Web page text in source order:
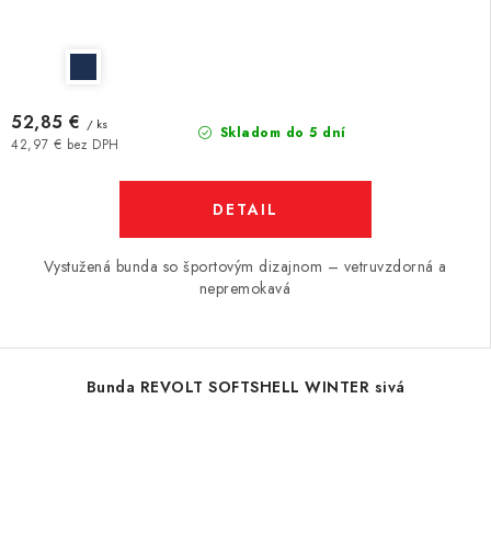
Skladom do 5 dní
42,97 € bez DPH
52,85 € / ks
DETAIL
Vystužená bunda so športovým dizajnom – vetruvzdorná a
nepremokavá
Bunda REVOLT SOFTSHELL WINTER sivá